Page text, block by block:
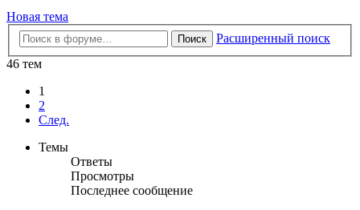
Новая тема
Поиск
Расширенный поиск
46 тем
1
2
След.
Темы
Ответы
Просмотры
Последнее сообщение